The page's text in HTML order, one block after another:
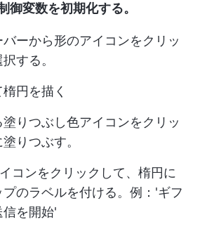
御変数を初期化する。
ーから形のアイコンをクリッ
する。
円を描く
りつぶし色アイコンをクリッ
りつぶす。
コンをクリックして、楕円に
のラベルを付ける。例：'ギフ
信を開始'